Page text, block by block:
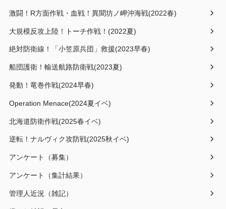
激闘！R方面作戦・血戦！異聞坊ノ岬沖海戦(2022春)
大規模反攻上陸！トーチ作戦！(2022夏)
絶対防衛線！「小笠原兵団」救援(2023早春)
船団護衛！輸送航路防衛戦(2023夏)
発動！竜巻作戦(2024早春)
Operation Menace(2024夏イベ)
北海道防衛作戦(2025春イベ)
逆転！ナルヴィク攻防戦(2025秋イベ)
アンケート（募集）
アンケート（集計結果）
管理人近況（雑記）